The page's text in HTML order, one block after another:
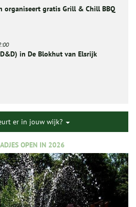
organiseert gratis Grill & Chill BBQ
in De Blokhut van Elsrijk
er in jouw wijk?
OPEN IN 2026